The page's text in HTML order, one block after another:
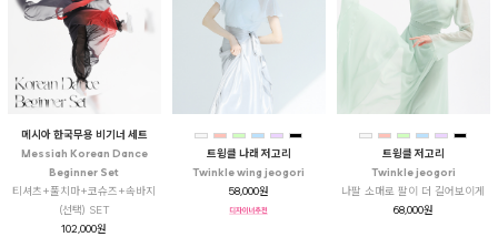
메시아 한국무용 비기너 세트
Messiah Korean Dance
Beginner Set
티셔츠+풀치마+코슈즈+속바지
(선택) SET
102,000원
트윙클 나래 저고리
Twinkle wing jeogori
58,000원
트윙클 저고리
Twinkle jeogori
나팔 소매로 팔이 더 길어보이게
68,000원